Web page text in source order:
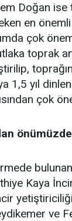
Doğan
en
çok
toprak
1,5 yıl
çok
Kaya
ve